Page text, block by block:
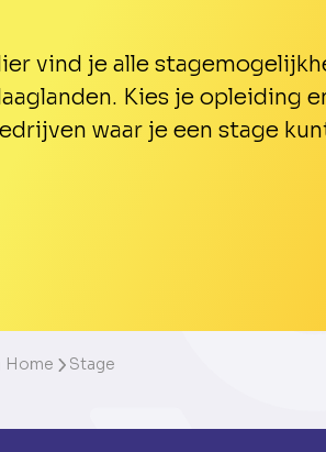
vind je alle
Kies je opleiding
waar je een stage
Home Stage